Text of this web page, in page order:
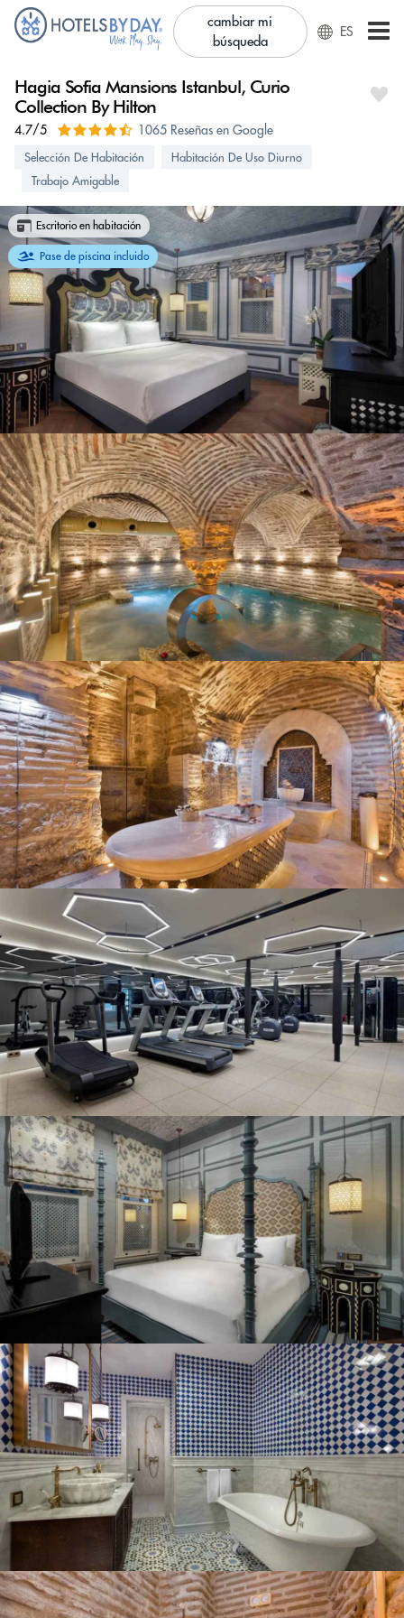
cambiar mi
búsqueda
ES
Hagia Sofia Mansions Istanbul, Curio
Collection By Hilton
4.7/5 1065 Reseñas en Google
Selección De Habitación
Habitación De Uso Diurno
Trabajo Amigable
Escritorio en habitación
Pase de piscina incluido